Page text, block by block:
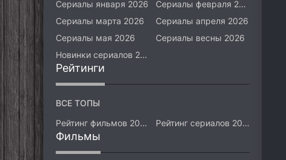
Сериалы января 2026
Сериалы февраля 2026
Сериалы марта 2026
Сериалы апреля 2026
Сериалы мая 2026
Сериалы весны 2026
Новинки сериалов 2026
Рейтинги
ВСЕ ТОПЫ
Рейтинг фильмов 2026
Рейтинг сериалов 2026
Фильмы